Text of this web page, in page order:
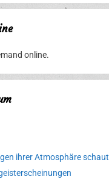
online.
ihrer Atmosphäre schaut